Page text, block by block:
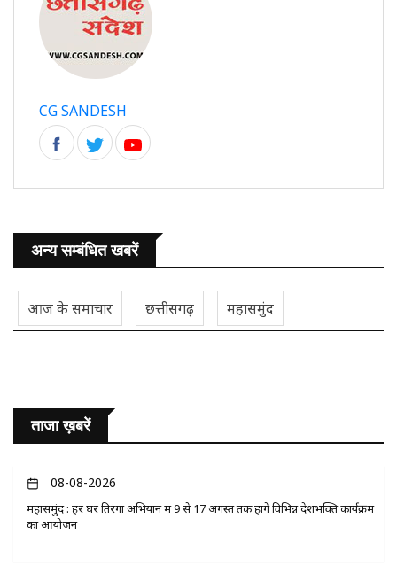
CG SANDESH
अन्य सम्बंधित खबरें
आज के समाचार छत्तीसगढ़ महासमुंद
ताजा ख़बरें
08-08-2026
महासमुंद : हर घर तिरंगा अभियान में 9 से 17 अगस्त तक होंगे विभिन्न देशभक्ति कार्यक्रम
का आयोजन